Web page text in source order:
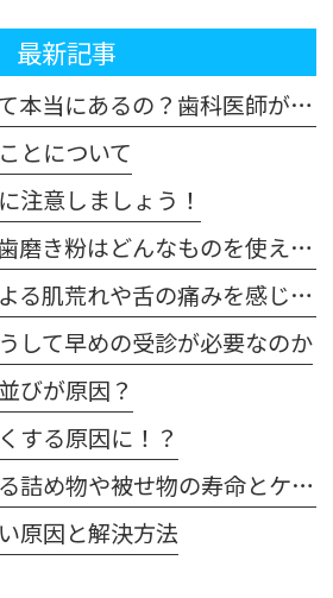
最新記事
矯正治療の痛みって本当にあるの？歯科医師が解説！体験談も交えてご紹介します
とについて
注意しましょう！
インプラントへの歯磨き粉はどんなものを使えばいいの？
金属アレルギーによる肌荒れや舌の痛みを感じた場合は注意が必要です
して早めの受診が必要なのか
びが原因？
する原因に！？
虫歯治療で使用する詰め物や被せ物の寿命とケア方法
原因と解決方法